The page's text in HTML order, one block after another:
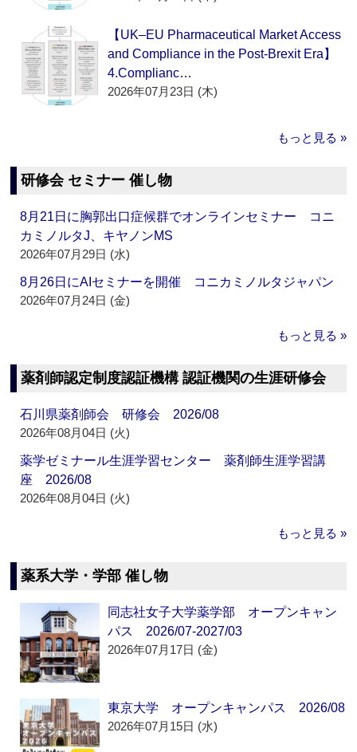
【UK–EU Pharmaceutical Market Access
and Compliance in the Post-Brexit Era】
4.Complianc…
2026年07月23日 (木)
もっと見る »
研修会 セミナー 催し物
8月21日に胸郭出口症候群でオンラインセミナー コニ
カミノルタJ、キヤノンMS
2026年07月29日 (水)
8月26日にAIセミナーを開催 コニカミノルタジャパン
2026年07月24日 (金)
もっと見る »
薬剤師認定制度認証機構 認証機関の生涯研修会
石川県薬剤師会 研修会 2026/08
2026年08月04日 (火)
薬学ゼミナール生涯学習センター 薬剤師生涯学習講
座 2026/08
2026年08月04日 (火)
もっと見る »
薬系大学・学部 催し物
同志社女子大学薬学部 オープンキャン
パス 2026/07-2027/03
2026年07月17日 (金)
東京大学 オープンキャンパス 2026/08
2026年07月15日 (水)